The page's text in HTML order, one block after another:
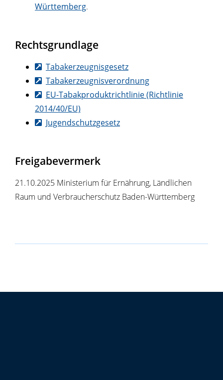
Württemberg.
Rechtsgrundlage
Tabakerzeugnisgesetz
Tabakerzeugnisverordnung
EU-Tabakproduktrichtlinie (Richtlinie
2014/40/EU)
Jugendschutzgesetz
Freigabevermerk
21.10.2025 Ministerium für Ernährung, Ländlichen
Raum und Verbraucherschutz Baden-Württemberg